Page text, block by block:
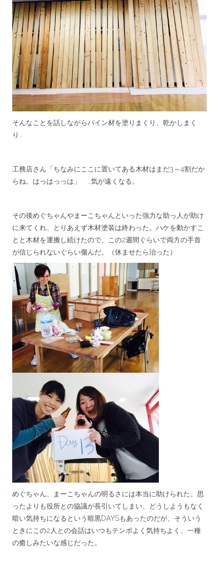
そんなことを話しながらパイン材を塗りまくり、乾かしまく
り…
工務店さん「ちなみにここに置いてある木材はまだ3～4割だか
らね。はっはっっは」 …気が遠くなる。
その後めぐちゃんやまーこちゃんといった強力な助っ人が助け
に来てくれ、とりあえず木材塗装は終わった。ハケを動かすこ
とと木材を運搬し続けたので、この2週間ぐらいで両方の手首
が信じられないぐらい傷んだ。（休ませたら治った）
めぐちゃん、まーこちゃんの明るさには本当に助けられた。思
ったよりも役所との協議が長引いてしまい、どうしようもなく
暗い気持ちになるという暗黒DAYSもあったのだが、そういう
ときにこの2人との会話はいつもテンポよく気持ちよく、一種
の癒しみたいな感じだった。